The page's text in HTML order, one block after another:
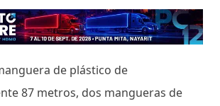
de plástico de
87 metros, dos mangueras de